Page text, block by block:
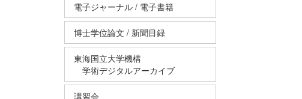
電子ジャーナル / 電子書籍
博士学位論文 / 新聞目録
東海国立大学機構
学術デジタルアーカイブ
講習会